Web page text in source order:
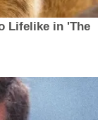
Lifelike in 'The